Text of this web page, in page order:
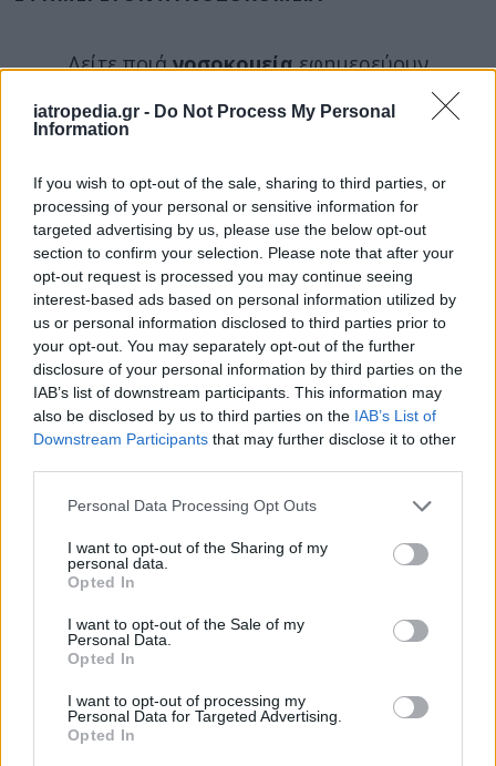
iatropedia.gr - Do Not Process My Personal
Information
If you wish to opt-out of the sale, sharing to third parties, or
processing of your personal or sensitive information for
targeted advertising by us, please use the below opt-out
section to confirm your selection. Please note that after your
opt-out request is processed you may continue seeing
interest-based ads based on personal information utilized by
us or personal information disclosed to third parties prior to
your opt-out. You may separately opt-out of the further
disclosure of your personal information by third parties on the
IAB’s list of downstream participants. This information may
also be disclosed by us to third parties on the IAB’s List of
Downstream Participants that may further disclose it to other
Personal Data Processing Opt Outs
I want to opt-out of the Sharing of my
personal data.
Opted In
I want to opt-out of the Sale of my
Personal Data.
Opted In
I want to opt-out of processing my
Personal Data for Targeted Advertising.
Opted In
Δείτε ποιάνοσοκομείαεφημερεύουν